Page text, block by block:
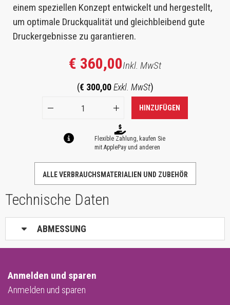
einem speziellen Konzept entwickelt und hergestellt,
um optimale Druckqualität und gleichbleibend gute
Druckergebnisse zu garantieren.
€ 360,00Inkl. MwSt
(€ 300,00 Exkl. MwSt)
HINZUFÜGEN
Flexible Zahlung, kaufen Sie
mit ApplePay und anderen
ALLE VERBRAUCHSMATERIALIEN UND ZUBEHÖR
Technische Daten
ABMESSUNG
Anmelden und sparen
Anmelden und sparen